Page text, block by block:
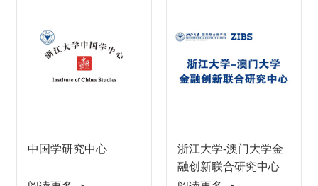
中国学研究中心
浙江大学-澳门大学金
融创新联合研究中心